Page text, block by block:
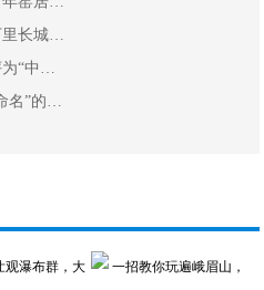
山西藏了个石砌长城，比万里长城还早1
安徽最美的景点：被央视评为“中国最美
唐代古刹西风禅寺，“以风命名”的寺庙